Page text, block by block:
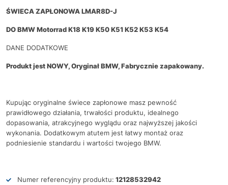
ŚWIECA ZAPŁONOWA LMAR8D-J
DO BMW Motorrad K18 K19 K50 K51 K52 K53 K54
DANE DODATKOWE
Produkt jest NOWY, Oryginał BMW, Fabrycznie zapakowany.
Kupując oryginalne świece zapłonowe masz pewność
prawidłowego działania, trwałości produktu, idealnego
dopasowania, atrakcyjnego wyglądu oraz najwyższej jakości
wykonania. Dodatkowym atutem jest łatwy montaż oraz
podniesienie standardu i wartości twojego BMW.
Numer referencyjny produktu: 12128532942